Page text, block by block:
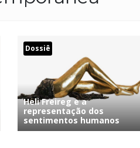
Dossiê
Heli Freireg e a
representação dos
sentimentos humanos